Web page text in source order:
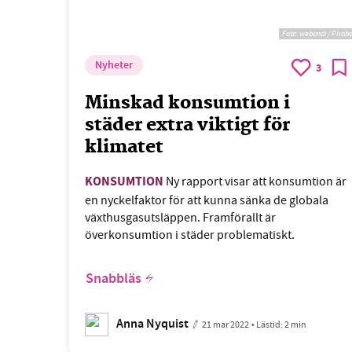
Foto: webandi /
Nyheter 3
Minskad konsumtion i
städer extra viktigt för
klimatet
KONSUMTION Ny rapport visar att konsumtion är
en nyckelfaktor för att kunna sänka de globala
växthusgasutsläppen. Framförallt är
överkonsumtion i städer problematiskt.
Snabbläs
Anna Nyquist 21 mar 2022• Lästid:2 min